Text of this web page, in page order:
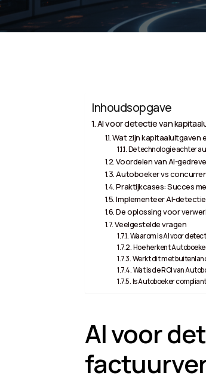
Inhoudsopgave
AI voor detectie van
Wat zijn kapitaaluitgaven
De technologie achter
Voordelen van AI-
Autoboeker vs
Praktijkcases: Succes
Implementeer AI-
De oplossing voor
Veelgestelde vragen
Waarom is AI voor
Hoe herkent
Werkt dit met
Wat is de ROI van
Is Autoboeker
AI voor